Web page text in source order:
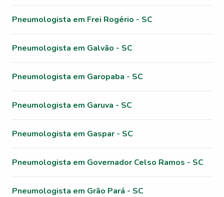
Pneumologista em Frei Rogério - SC
Pneumologista em Galvão - SC
Pneumologista em Garopaba - SC
Pneumologista em Garuva - SC
Pneumologista em Gaspar - SC
Pneumologista em Governador Celso Ramos - SC
Pneumologista em Grão Pará - SC